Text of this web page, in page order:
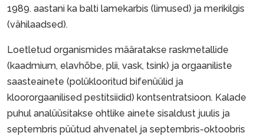
1989. aastani ka balti lamekarbis (limused) ja merikilgis
(vähilaadsed).
Loetletud organismides määratakse raskmetallide
(kaadmium, elavhõbe, plii, vask, tsink) ja orgaaniliste
saasteainete (polüklooritud bifenüülid ja
kloororgaanilised pestitsiidid) kontsentratsioon. Kalade
puhul analüüsitakse ohtlike ainete sisaldust juulis ja
septembris püütud ahvenatel ja septembris-oktoobris